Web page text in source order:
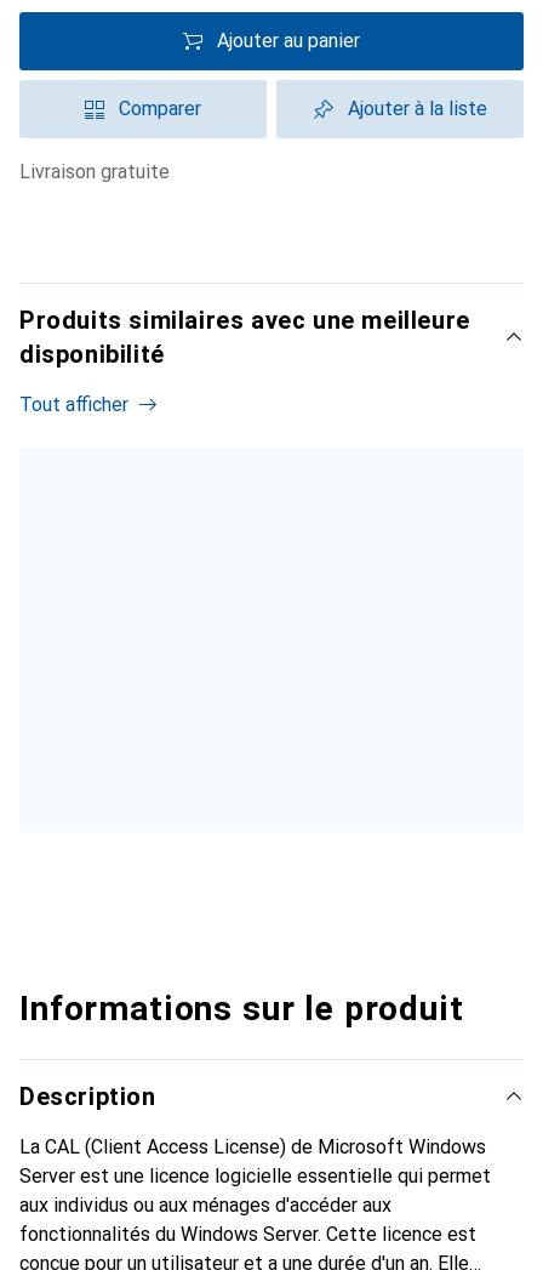
Ajouter au panier
Comparer Ajouter à la liste
livraison gratuite
Produits similaires avec une meilleure
disponibilité
Tout afficher
Informations sur le produit
Description
La CAL (Client Access License) de Microsoft Windows
Server est une licence logicielle essentielle qui permet
aux individus ou aux ménages d'accéder aux
fonctionnalités du Windows Server. Cette licence est
conçue pour un utilisateur et a une durée d'un an. Elle